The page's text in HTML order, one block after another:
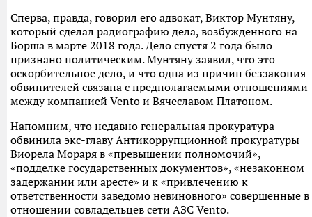
Сперва, правда, говорил его адвокат, Виктор Мунтяну,
который сделал радиографию дела, возбужденного на
Борша в марте 2018 года. Дело спустя 2 года было
признано политическим. Мунтяну заявил, что это
оскорбительное дело, и что одна из причин беззакония
обвинителей связана с предполагаемыми отношениями
между компанией Vento и Вячеславом Платоном.
Напомним, что недавно генеральная прокуратура
обвинила экс-главу Антикоррупционной прокуратуры
Виорела Мораря в «превышении полномочий»,
«подделке государственных документов», «незаконном
задержании или аресте» и к «привлечению к
ответственности заведомо невиновного» совершенные в
отношении совладельцев сети АЗС Vento.